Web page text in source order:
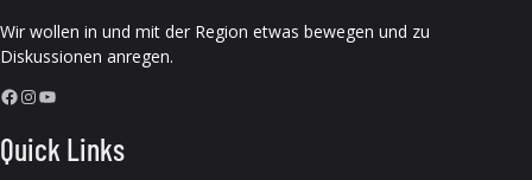
Wir wollen in und mit der Region etwas bewegen und zu
Diskussionen anregen.
Facebook InstagramYouTube
Quick Links